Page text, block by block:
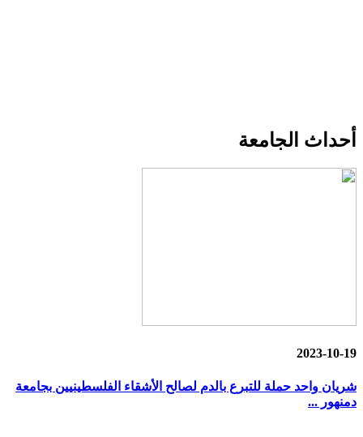
أحداث الجامعة
2023-10-19
شريان واحد حملة للتبرع بالدم لصالح الأشقاء الفلسطينيين بجامعة
دمنهور ...